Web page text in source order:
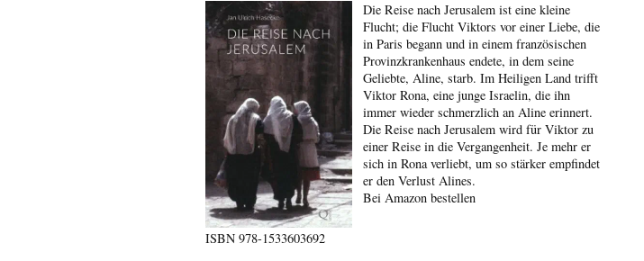
ISBN978-1533603692
Die Reise nach Jerusalem ist eine kleine
Flucht; die Flucht Viktors vor einer Liebe, die
in Paris begann und in einem französischen
Provinzkrankenhaus endete, in dem seine
Geliebte, Aline, starb. Im Heiligen Land trifft
Viktor Rona, eine junge Israelin, die ihn
immer wieder schmerzlich an Aline erinnert.
Die Reise nach Jerusalem wird für Viktor zu
einer Reise in die Vergangenheit. Je mehr er
sich in Rona verliebt, um so stärker empfindet
er den Verlust Alines.
Bei Amazon bestellen